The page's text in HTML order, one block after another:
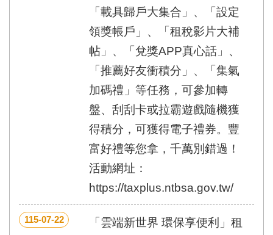
「載具歸戶大集合」、「設定
領獎帳戶」、「租稅影片大補
帖」、「兌獎APP真心話」、
「推薦好友衝積分」、「集氣
加碼禮」等任務，可參加轉
盤、刮刮卡或拉霸遊戲隨機獲
得積分，可獲得電子禮券。豐
富好禮等您拿，千萬別錯過！
活動網址：
https://taxplus.ntbsa.gov.tw/
115-07-22
「雲端新世界 環保享便利」租